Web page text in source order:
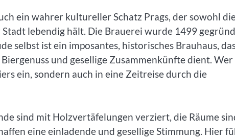
ein wahrer kultureller Schatz Prags, der sowohl
lebendig hält. Die Brauerei wurde 1499
selbst ist ein imposantes, historisches Brauhaus,
und gesellige Zusammenkünfte dient. Wer
ein, sondern auch in eine Zeitreise durch die
sind mit Holzvertäfelungen verziert, die Räume
eine einladende und gesellige Stimmung. Hier